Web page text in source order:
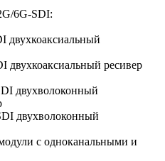
6G-SDI:
двухкоаксиальный
ресивер
двухволоконный
двухволоконный
с одноканальными и